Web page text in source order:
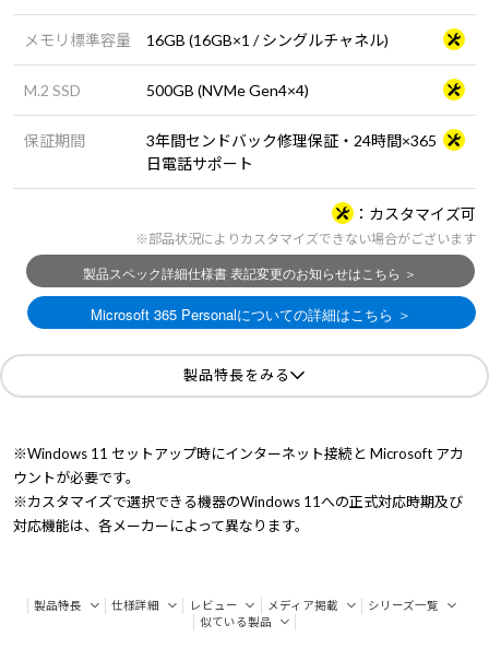
メモリ標準容量 16GB (16GB×1 / シングルチャネル)
M.2 SSD 500GB (NVMe Gen4×4)
保証期間
3年間センドバック修理保証・24時間×365
日電話サポート
カスタマイズ可
※部品状況によりカスタマイズできない場合がございます
製品特長をみる
※Windows 11 セットアップ時にインターネット接続と Microsoft アカ
ウントが必要です。
※カスタマイズで選択できる機器のWindows 11への正式対応時期及び
対応機能は、各メーカーによって異なります。
製品特長 仕様詳細 レビュー メディア掲載
シリーズ一覧
似ている製品